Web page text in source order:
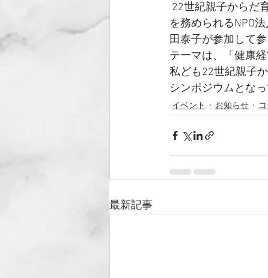
を務められるNPO
田泰子が参加して参
テーマは、「健康経
私ども22世紀親子
シンポジウムとなっ
イベント お知らせ
最新記事